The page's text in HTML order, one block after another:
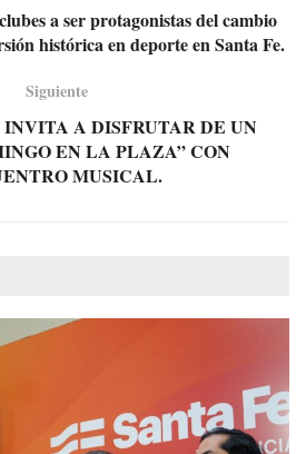
a ser protagonistas del cambio
histórica en deporte en Santa Fe.
Siguiente
A DISFRUTAR DE UN
EN LA PLAZA” CON
MUSICAL.